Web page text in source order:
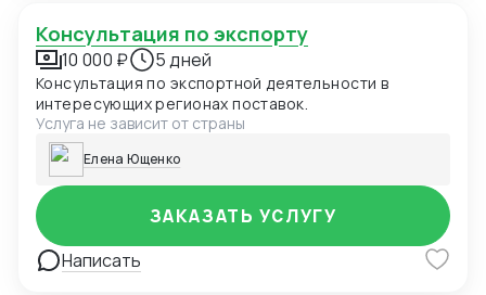
Консультация по экспорту
10 000 ₽ 5 дней
Консультация по экспортной деятельности в
интересующих регионах поставок.
Услуга не зависит от страны
Елена Ющенко
Написать
ЗАКАЗАТЬ УСЛУГУ